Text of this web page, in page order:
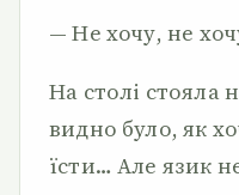
— Не хочу, не
На столі стояла
видно було, як
їсти… Але язик